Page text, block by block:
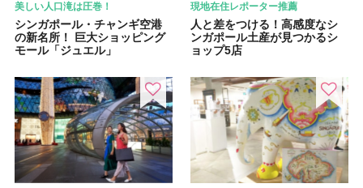
美しい人口滝は圧巻！
シンガポール・チャンギ空港
の新名所！ 巨大ショッピング
モール「ジュエル」
現地在住レポーター推薦
人と差をつける！高感度なシ
ンガポール土産が見つかるシ
ョップ5店